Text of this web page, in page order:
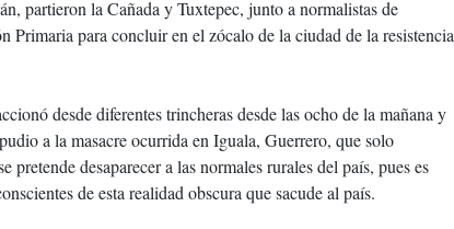
partieron la Cañada y Tuxtepec, junto a normalistas de
para concluir en el zócalo de la ciudad de la resistencia
desde diferentes trincheras desde las ocho de la mañana y
a la masacre ocurrida en Iguala, Guerrero, que solo
pretende desaparecer a las normales rurales del país, pues es
de esta realidad obscura que sacude al país.